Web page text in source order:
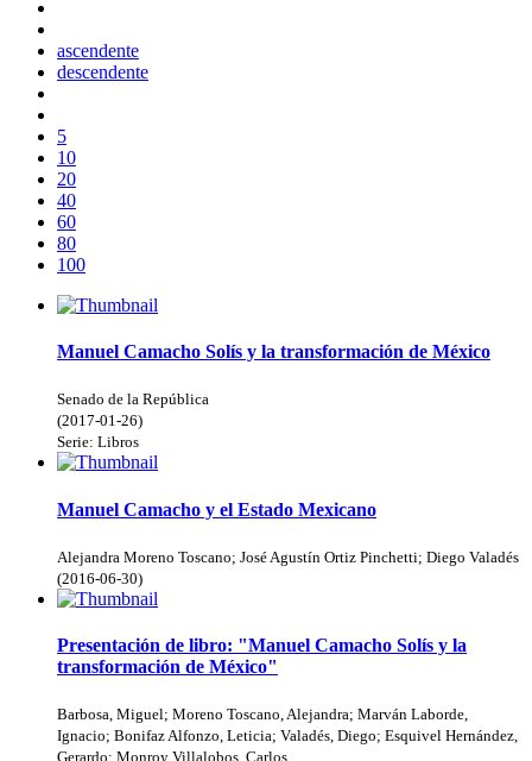
ascendente
descendente
5
10
20
40
60
80
100
Manuel Camacho Solís y la transformación de México
Senado de la República
(2017-01-26)
Serie: Libros
Manuel Camacho y el Estado Mexicano
Alejandra Moreno Toscano; José Agustín Ortiz Pinchetti; Diego Valadés
(2016-06-30)
Presentación de libro: "Manuel Camacho Solís y la
transformación de México"
Barbosa, Miguel; Moreno Toscano, Alejandra; Marván Laborde,
Ignacio; Bonifaz Alfonzo, Leticia; Valadés, Diego; Esquivel Hernández,
Gerardo; Monroy Villalobos, Carlos